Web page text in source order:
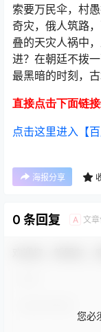
索要万民伞，村
奇灾，俄人筑路
叠的天灾人祸中
进？在朝廷不拨
最黑暗的时刻，
直接点击下面链
点击这里进入【
海报分享
0 条回复 A 文
您必